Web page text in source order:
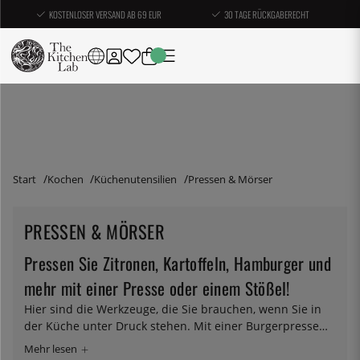
KOSTENLOSER VERSAND AB 69 EUR 30 TAGE RÜCKGABERECHT
Start Kochen Küchenutensilien Pressen & Mörser
PRESSEN & MÖRSER
Pressen Sie Zitronen, Kartoffeln, Hamburger und
mehr mit einer Presse oder einem Stößel!
Hier sind die Werkzeuge, die Sie brauchen, wenn Sie in
der Küche unter Druck stehen. Mit einer Burgerpresse
erhalten Sie schnell und einfach glatte und stylishe